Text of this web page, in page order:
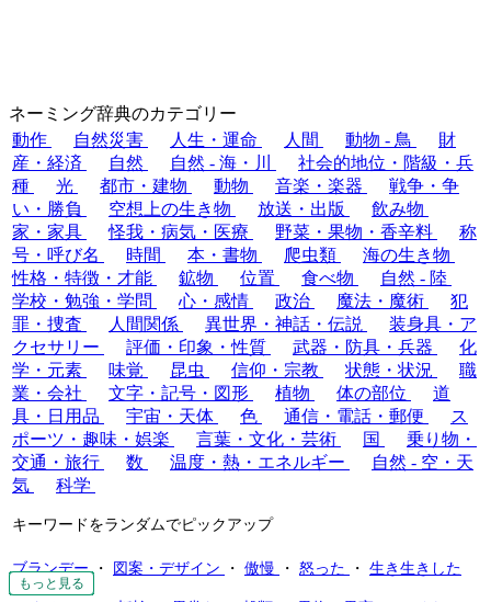
もっと見る
もっと見る
もっと見る
もっと見る
もっと見る
もっと見る
もっと見る
もっと見る
もっと見る
もっと見る
もっと見る
もっと見る
もっと見る
もっと見る
もっと見る
もっと見る
もっと見る
もっと見る
もっと見る
もっと見る
もっと見る
もっと見る
もっと見る
もっと見る
もっと見る
もっと見る
もっと見る
ネーミング辞典のカテゴリー
動作
自然災害 人生・運命 人間 動物 - 鳥
財
産・経済
自然 自然 - 海・川
社会的地位・階級・兵
種
光 都市・建物 動物 音楽・楽器
戦争・争
い・勝負
空想上の生き物 放送・出版
飲み物
家・家具
怪我・病気・医療 野菜・果物・香辛料
称
号・呼び名
時間 本・書物 爬虫類
海の生き物
性格・特徴・才能
鉱物 位置 食べ物
自然 - 陸
学校・勉強・学問
心・感情 政治 魔法・魔術
犯
罪・捜査
人間関係 異世界・神話・伝説
装身具・ア
クセサリー
評価・印象・性質 武器・防具・兵器
化
学・元素
味覚 昆虫 信仰・宗教 状態・状況
職
業・会社
文字・記号・図形 植物 体の部位
道
具・日用品
宇宙・天体 色 通信・電話・郵便
ス
ポーツ・趣味・娯楽
言葉・文化・芸術 国
乗り物・
交通・旅行
数 温度・熱・エネルギー
自然 - 空・天
気
科学
キーワードをランダムでピックアップ
ブランデー ・ 図案・デザイン ・ 傲慢 ・ 怒った ・ 生き生きした